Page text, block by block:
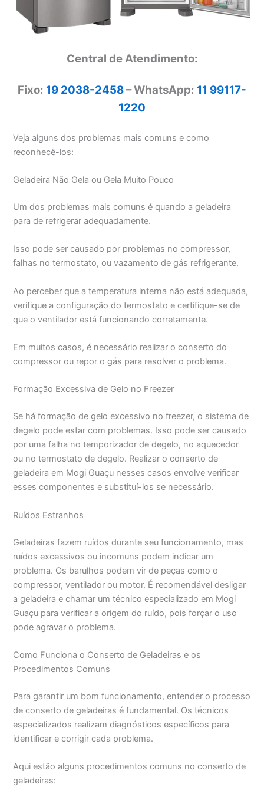
Central de Atendimento:
Fixo: 19 2038-2458– WhatsApp: 11 99117-
1220
Veja alguns dos problemas mais comuns e como
reconhecê-los:
Geladeira Não Gela ou Gela Muito Pouco
Um dos problemas mais comuns é quando a geladeira
para de refrigerar adequadamente.
Isso pode ser causado por problemas no compressor,
falhas no termostato, ou vazamento de gás refrigerante.
Ao perceber que a temperatura interna não está adequada,
verifique a configuração do termostato e certifique-se de
que o ventilador está funcionando corretamente.
Em muitos casos, é necessário realizar o conserto do
compressor ou repor o gás para resolver o problema.
Formação Excessiva de Gelo no Freezer
Se há formação de gelo excessivo no freezer, o sistema de
degelo pode estar com problemas. Isso pode ser causado
por uma falha no temporizador de degelo, no aquecedor
ou no termostato de degelo. Realizar o conserto de
geladeira em Mogi Guaçu nesses casos envolve verificar
esses componentes e substituí-los se necessário.
Ruídos Estranhos
Geladeiras fazem ruídos durante seu funcionamento, mas
ruídos excessivos ou incomuns podem indicar um
problema. Os barulhos podem vir de peças como o
compressor, ventilador ou motor. É recomendável desligar
a geladeira e chamar um técnico especializado em Mogi
Guaçu para verificar a origem do ruído, pois forçar o uso
pode agravar o problema.
Como Funciona o Conserto de Geladeiras e os
Procedimentos Comuns
Para garantir um bom funcionamento, entender o processo
de conserto de geladeiras é fundamental. Os técnicos
especializados realizam diagnósticos específicos para
identificar e corrigir cada problema.
Aqui estão alguns procedimentos comuns no conserto de
geladeiras: